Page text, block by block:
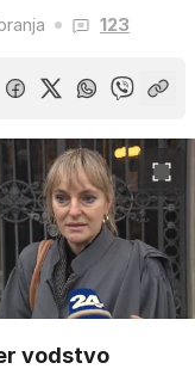
123
vodstvo